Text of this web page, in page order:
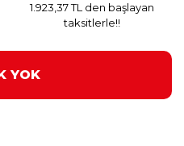
1.923,37 TL den başlayan
taksitlerle!!
YOK